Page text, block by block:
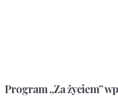
Program „Za życiem”